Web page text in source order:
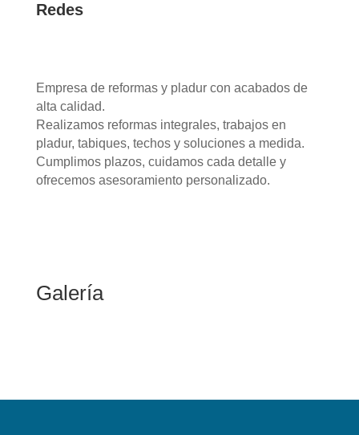
Redes
Empresa de reformas y pladur con acabados de
alta calidad.
Realizamos reformas integrales, trabajos en
pladur, tabiques, techos y soluciones a medida.
Cumplimos plazos, cuidamos cada detalle y
ofrecemos asesoramiento personalizado.
Galería